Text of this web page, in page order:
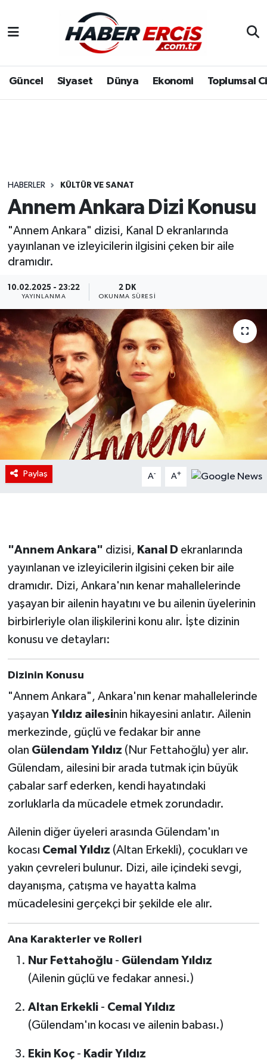
Güncel Siyaset Dünya Ekonomi Toplumsal
HABERLER KÜLTÜR VE SANAT
Annem Ankara Dizi Konusu
"Annem Ankara" dizisi, Kanal D ekranlarında
yayınlanan ve izleyicilerin ilgisini çeken bir aile
dramıdır.
10.02.2025 - 23:22
YAYINLANMA
2 DK
OKUNMA SÜRESI
Paylaş A- A+
"Annem Ankara" dizisi, Kanal Dekranlarında
yayınlanan ve izleyicilerin ilgisini çeken bir aile
dramıdır. Dizi, Ankara'nın kenar mahallelerinde
yaşayan bir ailenin hayatını ve bu ailenin üyelerinin
birbirleriyle olan ilişkilerini konu alır. İşte dizinin
konusu ve detayları:
Dizinin Konusu
"Annem Ankara", Ankara'nın kenar mahallelerinde
yaşayan Yıldız ailesinin hikayesini anlatır. Ailenin
merkezinde, güçlü ve fedakar bir anne
olan Gülendam Yıldız (Nur Fettahoğlu) yer alır.
Gülendam, ailesini bir arada tutmak için büyük
çabalar sarf ederken, kendi hayatındaki
zorluklarla da mücadele etmek zorundadır.
Ailenin diğer üyeleri arasında Gülendam'ın
kocası Cemal Yıldız (Altan Erkekli), çocukları ve
yakın çevreleri bulunur. Dizi, aile içindeki sevgi,
dayanışma, çatışma ve hayatta kalma
mücadelesini gerçekçi bir şekilde ele alır.
Ana Karakterler ve Rolleri
Nur Fettahoğlu- Gülendam Yıldız
(Ailenin güçlü ve fedakar annesi.)
Altan Erkekli- Cemal Yıldız
(Gülendam'ın kocası ve ailenin babası.)
Ekin Koç- Kadir Yıldız